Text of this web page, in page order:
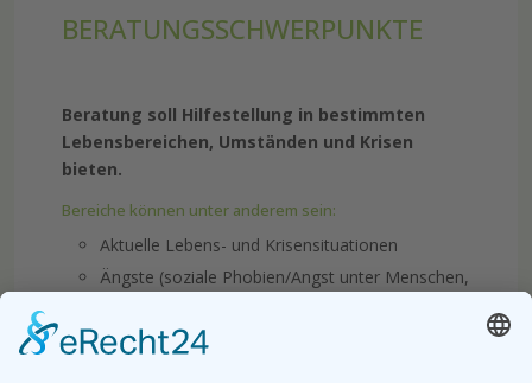
BERATUNGSSCHWERPUNKTE
Beratung soll Hilfestellung in bestimmten
Lebensbereichen, Umständen und Krisen
bieten.
Bereiche können unter anderem sein:
Aktuelle Lebens- und Krisensituationen
Ängste (soziale Phobien/Angst unter Menschen,
Plätzen, Phobien usw.)